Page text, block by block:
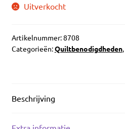
Uitverkocht
Artikelnummer:8708
Categorieën:Quiltbenodigdheden,
Beschrijving